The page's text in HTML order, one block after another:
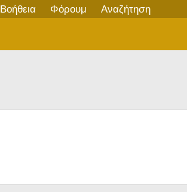
Βοήθεια Φόρουμ Αναζήτηση